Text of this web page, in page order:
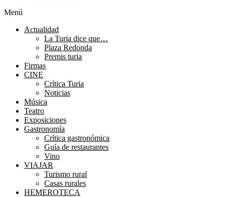
Menú
Actualidad
La Turia dice que…
Plaza Redonda
Premis turia
Firmas
CINE
Crítica Turia
Noticias
Música
Teatro
Exposiciones
Gastronomía
Crítica gastronómica
Guía de restaurantes
Vino
VIAJAR
Turismo rural
Casas rurales
HEMEROTECA